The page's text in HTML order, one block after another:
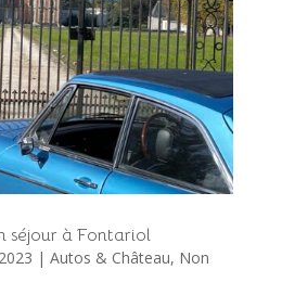
séjour à Fontariol
| Autos & Château, Non